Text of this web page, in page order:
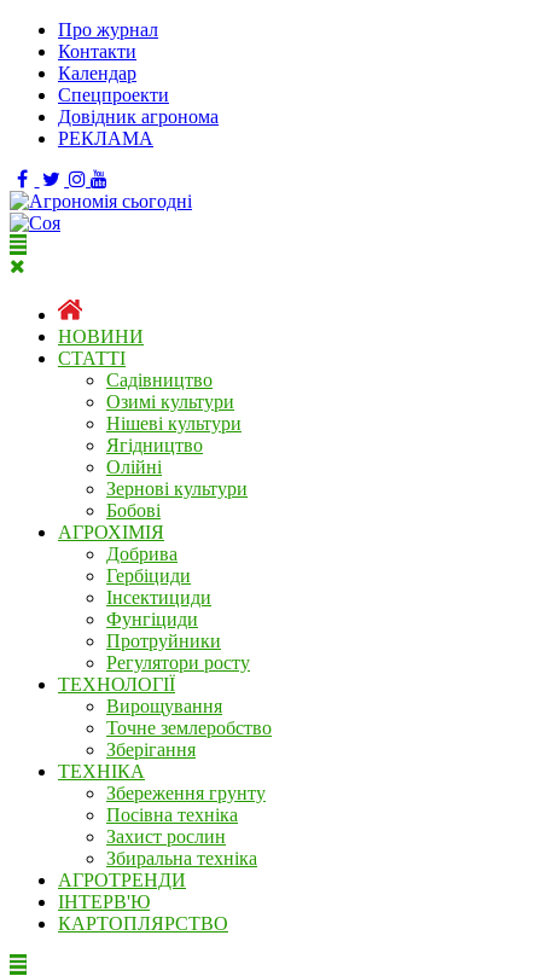
Про журнал
Контакти
Календар
Спецпроекти
Довідник агронома
РЕКЛАМА
НОВИНИ
СТАТТІ
Садівництво
Озимі культури
Нішеві культури
Ягідництво
Олійні
Зернові культури
Бобові
АГРОХІМІЯ
Добрива
Гербіциди
Інсектициди
Фунгіциди
Протруйники
Регулятори росту
ТЕХНОЛОГІЇ
Вирощування
Точне землеробство
Зберігання
ТЕХНІКА
Збереження грунту
Посівна техніка
Захист рослин
Збиральна техніка
АГРОТРЕНДИ
ІНТЕРВ'Ю
КАРТОПЛЯРСТВО